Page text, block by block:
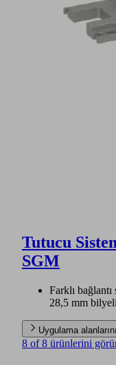
Tutucu
SGM
Farklı
28,5 mm
Uygulama
8 of 8 ürünlerini